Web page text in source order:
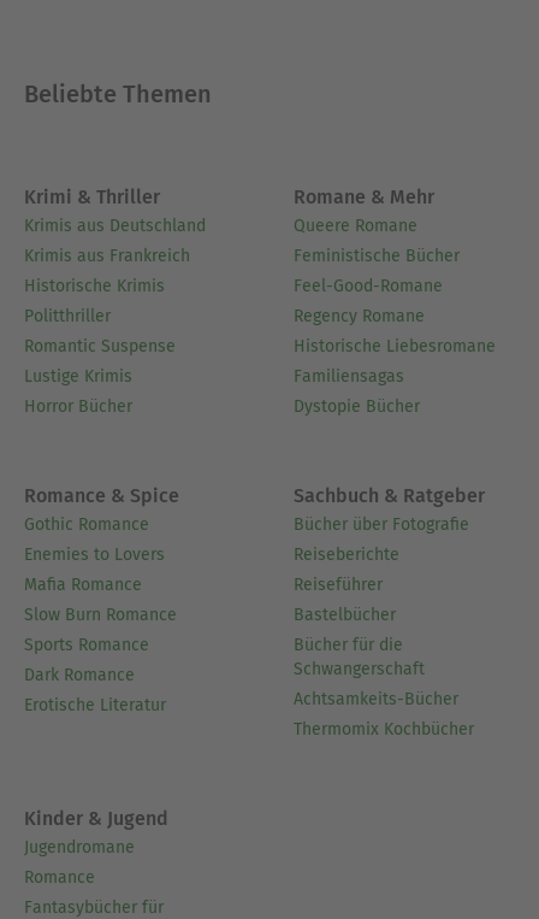
Beliebte Themen
Krimi & Thriller
Krimis aus Deutschland
Krimis aus Frankreich
Historische Krimis
Politthriller
Romantic Suspense
Lustige Krimis
Horror Bücher
Romane & Mehr
Queere Romane
Feministische Bücher
Feel-Good-Romane
Regency Romane
Historische Liebesromane
Familiensagas
Dystopie Bücher
Romance & Spice
Gothic Romance
Enemies to Lovers
Mafia Romance
Slow Burn Romance
Sports Romance
Dark Romance
Erotische Literatur
Sachbuch & Ratgeber
Bücher über Fotografie
Reiseberichte
Reiseführer
Bastelbücher
Bücher für die
Schwangerschaft
Achtsamkeits-Bücher
Thermomix Kochbücher
Kinder & Jugend
Jugendromane
Romance
Fantasybücher für